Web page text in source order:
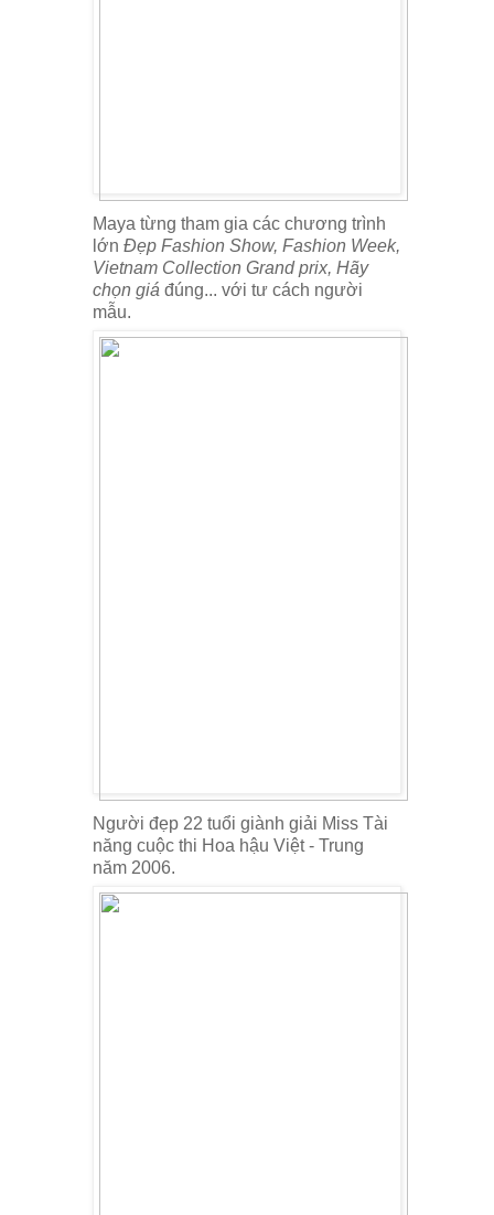
Maya từng tham gia các chương trình
lớn Đẹp Fashion Show, Fashion Week,
Vietnam Collection Grand prix, Hãy
chọn giá đúng... với tư cách người
mẫu.
Người đẹp 22 tuổi giành giải Miss Tài
năng cuộc thi Hoa hậu Việt - Trung
năm 2006.